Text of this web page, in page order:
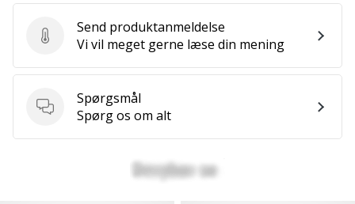
Send produktanmeldelse
Send produktanmeldelse
Vi vil meget gerne læse din mening
Spørgsmål
Spørgsmål
Spørg os om alt